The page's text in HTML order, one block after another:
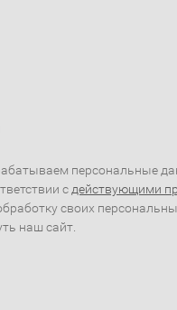
персональные
с действующими
своих
наш сайт.